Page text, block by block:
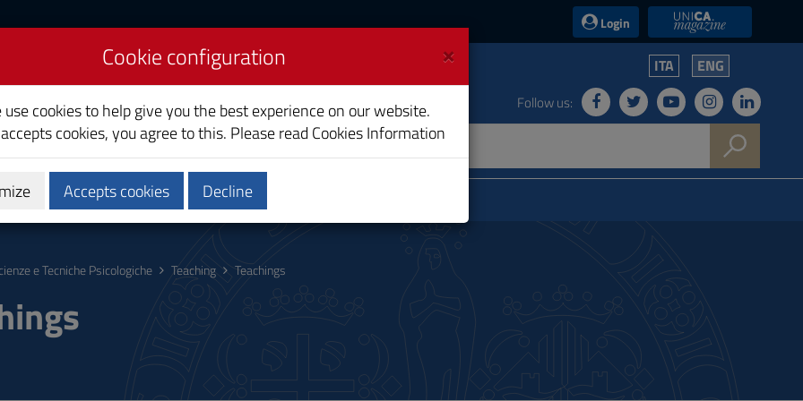
Login UniCA News
ITA ENG
Follow us:
Calendars and Timetable
e Tecniche Psicologiche Teaching Teachings
×
Cookie configuration
use cookies to help give you the best experience on our website.
cookies, you agree to this. Please read Cookies Information
Accepts cookies Decline